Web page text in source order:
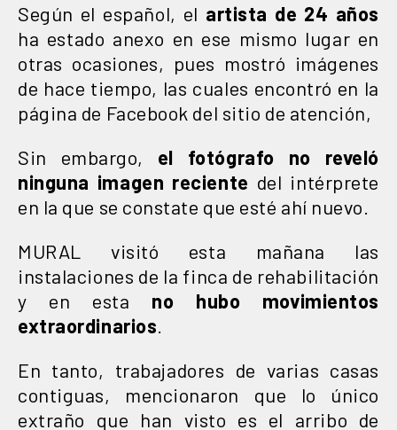
Según el español, el artista de 24 años
ha estado anexo en ese mismo lugar en
otras ocasiones, pues mostró imágenes
de hace tiempo, las cuales encontró en la
página de Facebook del sitio de atención,
Sin embargo, el fotógrafo no reveló
ninguna imagen reciente del intérprete
en la que se constate que esté ahí nuevo.
MURAL visitó esta mañana las
instalaciones de la finca de rehabilitación
y en esta no hubo movimientos
extraordinarios
En tanto, trabajadores de varias casas
contiguas, mencionaron que lo único
extraño que han visto es el arribo de